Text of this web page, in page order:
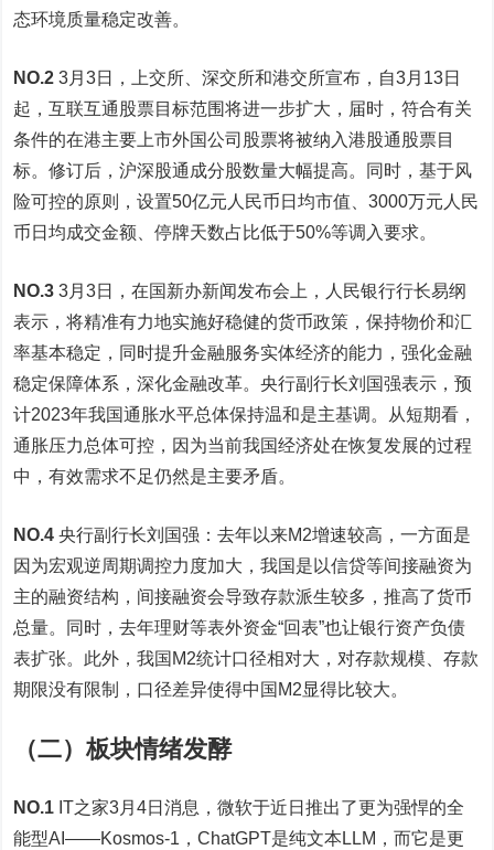
态环境质量稳定改善。
NO.23月3日，上交所、深交所和港交所宣布，自3月13日
起，互联互通股票目标范围将进一步扩大，届时，符合有关
条件的在港主要上市外国公司股票将被纳入港股通股票目
标。修订后，沪深股通成分股数量大幅提高。同时，基于风
险可控的原则，设置50亿元人民币日均市值、3000万元人民
币日均成交金额、停牌天数占比低于50%等调入要求。
NO.3 3月3日，在国新办新闻发布会上，人民银行行长易纲
表示，将精准有力地实施好稳健的货币政策，保持物价和汇
率基本稳定，同时提升金融服务实体经济的能力，强化金融
稳定保障体系，深化金融改革。央行副行长刘国强表示，预
计2023年我国通胀水平总体保持温和是主基调。从短期看，
通胀压力总体可控，因为当前我国经济处在恢复发展的过程
中，有效需求不足仍然是主要矛盾。
NO.4 央行副行长刘国强：去年以来M2增速较高，一方面是
因为宏观逆周期调控力度加大，我国是以信贷等间接融资为
主的融资结构，间接融资会导致存款派生较多，推高了货币
总量。同时，去年理财等表外资金“回表”也让银行资产负债
表扩张。此外，我国M2统计口径相对大，对存款规模、存款
期限没有限制，口径差异使得中国M2显得比较大。
（二）板块情绪发酵
NO.1 IT之家3月4日消息，微软于近日推出了更为强悍的全
能型AI——Kosmos-1，ChatGPT是纯文本LLM，而它是更